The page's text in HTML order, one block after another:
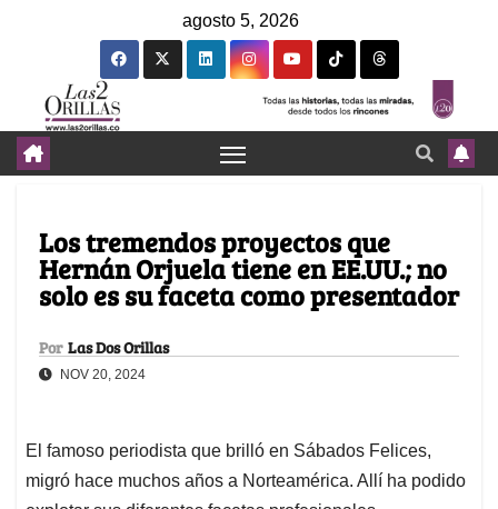
agosto 5, 2026
Los tremendos proyectos que
Hernán Orjuela tiene en EE.UU.; no
solo es su faceta como presentador
Por Las Dos Orillas
NOV 20, 2024
El famoso periodista que brilló en Sábados Felices,
migró hace muchos años a Norteamérica. Allí ha podido